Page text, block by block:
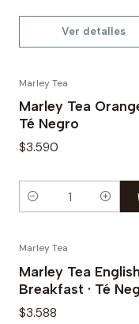
Ver detalles
Marley Tea
Marley Tea
Té Negro
$3.590
Cantidad
Marley Tea
Marley Tea English
Breakfast · Té
$3.588